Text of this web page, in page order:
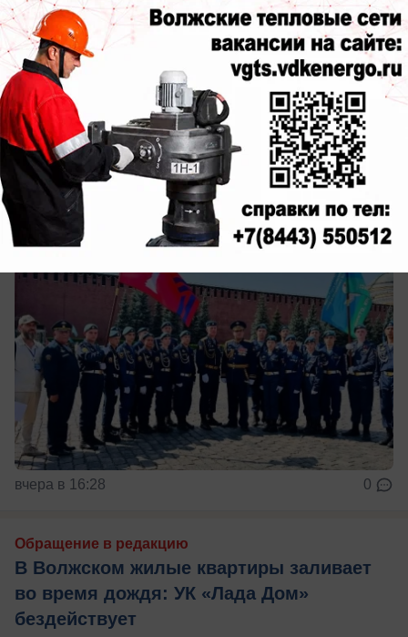
вчера в 17:31 0
Общество
Курсанты из Волжского прошли по
Красной площади в День ВДВ
Получили награды после всероссийских сборов
вчера в 16:28 0
Обращение в редакцию
В Волжском жилые квартиры заливает
во время дождя: УК «Лада Дом»
бездействует